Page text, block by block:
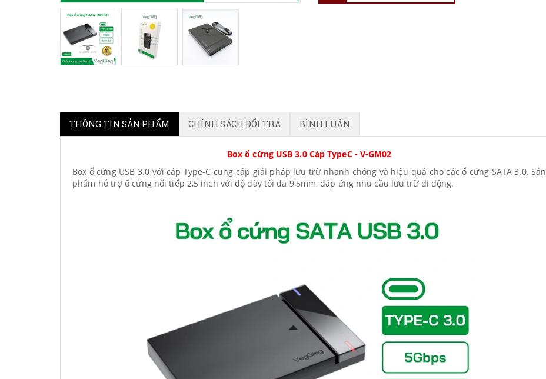
THÔNG TIN SẢN PHẨM CHÍNH SÁCH ĐỔI TRẢ BÌNH LUẬN
Box ổ cứng USB 3.0 Cáp TypeC - V-GM02
Box ổ cứng USB 3.0 với cáp Type-C cung cấp giải pháp lưu trữ nhanh chóng và hiệu quả cho các ổ cứng SATA 3.0. Sản
phẩm hỗ trợ ổ cứng nối tiếp 2,5 inch với độ dày tối đa 9,5mm, đáp ứng nhu cầu lưu trữ di động.